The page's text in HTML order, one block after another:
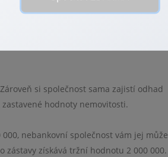
20 % si musí klient opatřit
kupní smlouvou, odhad může být
si společnost sama zajistí odhad
hodnoty nemovitosti.
nebankovní společnost vám jej může
zástavy získává tržní hodnotu 2 000 000.